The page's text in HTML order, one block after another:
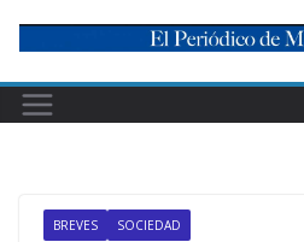
content
BREVES SOCIEDAD